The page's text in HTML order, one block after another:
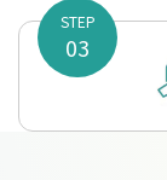
STEP
03